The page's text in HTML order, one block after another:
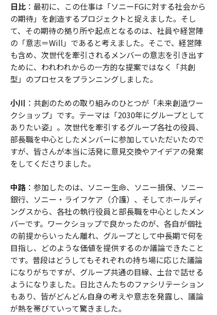
日比：最初に、この仕事は「ソニーFGに対する社会から
の期待」を創造するプロジェクトと捉えました。そし
て、その期待の拠り所や起点となるのは、社員や経営陣
の「意志＝Will」であると考えました。そこで、経営陣
も含め、次世代を牽引されるメンバーの意志を引き出す
ために、われわれからの一方的な提案ではなく「共創
型」のプロセスをプランニングしました。
小川 ：共創のための取り組みのひとつが「未来創造ワー
クショップ」です。テーマは「2030年にグループとして
ありたい姿」。次世代を牽引するグループ各社の役員、
部長職を中心としたメンバーに参加していただいたので
すが、皆さんが本当に活発に意見交換やアイデアの発案
をしてくださりました。
中路：参加したのは、ソニー生命、ソニー損保、ソニー
銀行、ソニー・ライフケア（介護）、そしてホールディ
ングスから、各社の執行役員と部長職を中心としたメン
バーです。ワークショップで良かったのが、各自が個社
の前提からいったん離れ、グループとして中長期で何を
目指し、どのような価値を提供するのか議論できたこと
です。普段はどうしてもそれぞれの持ち場に応じた議論
になりがちですが、グループ共通の目線、土台で話せる
ようになりました。日比さんたちのファシリテーション
もあり、皆がどんどん自身の考えや意志を発露し、議論
が熱を帯びていって驚きました。